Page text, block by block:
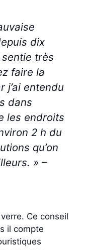
dix
très
faire la
j’ai entendu
dans
les endroits
2 h du
qu’on
» –
Ce conseil
il compte